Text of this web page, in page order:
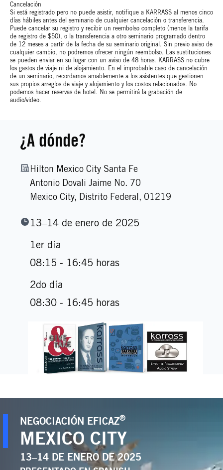
Cancelación
Si está registrado pero no puede asistir, notifique a KARRASS al menos cinco
días hábiles antes del seminario de cualquier cancelación o transferencia.
Puede cancelar su registro y recibir un reembolso completo (menos la tarifa
de registro de $50), o la transferencia a otro seminario programado dentro
de 12 meses a partir de la fecha de su seminario original. Sin previo aviso de
cualquier cambio, no podremos ofrecer ningún reembolso. Las sustituciones
se pueden enviar en su lugar con un aviso de 48 horas. KARRASS no cubre
los gastos de viaje ni de alojamiento. En el improbable caso de cancelación
de un seminario, recordamos amablemente a los asistentes que gestionen
sus propios arreglos de viaje y alojamiento y los costos relacionados. No
podemos hacer reservas de hotel. No se permitirá la grabación de
audio/video.
¿A dónde?
Hilton Mexico City Santa Fe
Antonio Dovali Jaime No. 70
Mexico City, Distrito Federal, 01219
13–14 de enero de 2025
1er día
08:15 - 16:45 horas
2do día
08:30 - 16:45 horas
NEGOCIACIÓN EFICAZ®
MEXICO CITY
13–14 DE ENERO DE 2025